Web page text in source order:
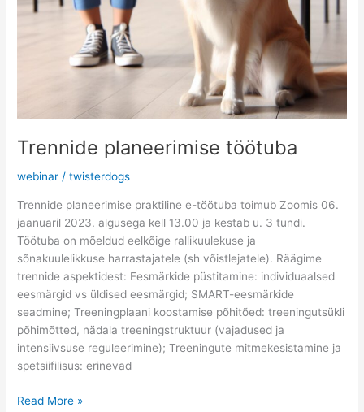
Trennide planeerimise töötuba
webinar /twisterdogs
Trennide planeerimise praktiline e-töötuba toimub Zoomis 06.
jaanuaril 2023. algusega kell 13.00 ja kestab u. 3 tundi.
Töötuba on mõeldud eelkõige rallikuulekuse ja
sõnakuulelikkuse harrastajatele (sh võistlejatele). Räägime
trennide aspektidest: Eesmärkide püstitamine: individuaalsed
eesmärgid vs üldised eesmärgid; SMART-eesmärkide
seadmine; Treeningplaani koostamise põhitõed: treeningutsükli
põhimõtted, nädala treeningstruktuur (vajadused ja
intensiivsuse reguleerimine); Treeningute mitmekesistamine ja
spetsiifilisus: erinevad
Read More »